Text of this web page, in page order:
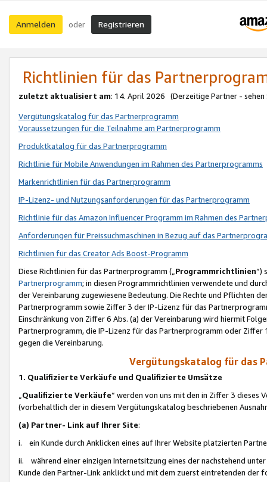
Anmelden oder Registrieren
Richtlinien für das
zuletzt aktualisiert am: 14. April 2026 (Derzeitige Partner - sehen
Vergütungskatalog für das Partnerprogramm
Voraussetzungen für die Teilnahme am Partnerprogramm
Produktkatalog für das Partnerprogramm
Richtlinie für Mobile Anwendungen im Rahmen des Partnerprogramms
Markenrichtlinien für das Partnerprogramm
IP-Lizenz- und Nutzungsanforderungen für das Partnerprogramm
Richtlinie für das Amazon Influencer Programm im Rahmen des
Anforderungen für Preissuchmaschinen in Bezug auf das
Richtlinien für das Creator Ads Boost-Programm
Diese Richtlinien für das Partnerprogramm („Programmrichtlinien“)
Partnerprogramm; in diesen Programmrichtlinien verwendete und
der Vereinbarung zugewiesene Bedeutung. Die Rechte und Pflichten
Partnerprogramm sowie Ziffer 3 der IP-Lizenz für das
Einschränkung von Ziffer 6 Abs. (a) der Vereinbarung wird hiermit
Partnerprogramm, die IP-Lizenz für das Partnerprogramm oder
gegen die Vereinbarung.
Vergütungskatalog für das
1. Qualifizierte Verkäufe und Qualifizierte Umsätze
Qualifizierte Verkäufe“ werden von uns mit den in Ziffer 3
(vorbehaltlich der in diesem Vergütungskatalog beschriebenen
(a) Partner- Link auf Ihrer Site:
i. ein Kunde durch Anklicken eines auf Ihrer Website platzierten
ii. während einer einzigen Internetsitzung eines der nachstehend
Kunde den Partner-Link anklickt und mit dem zuerst eintretenden der